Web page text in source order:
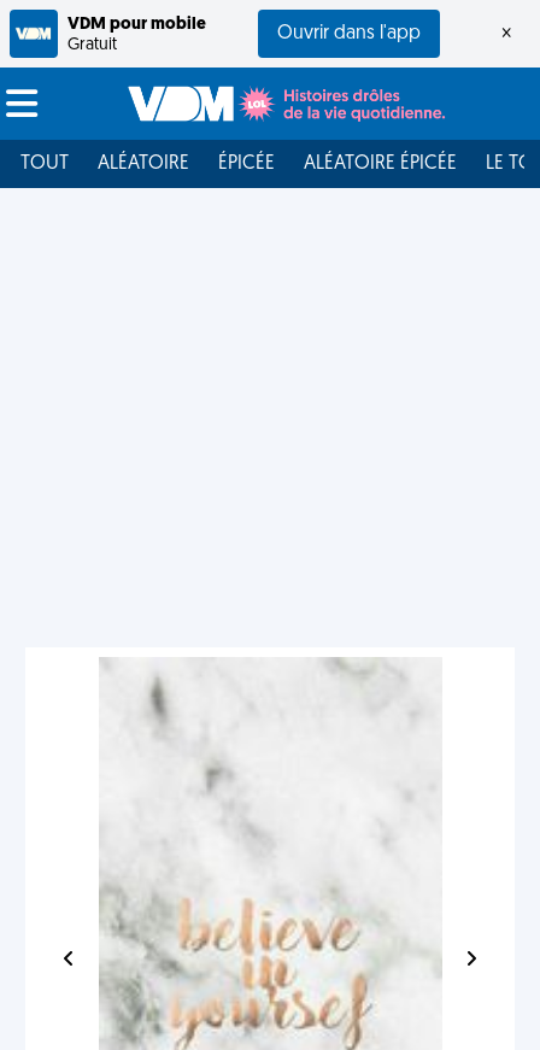
VDM pour mobile
Gratuit
Ouvrir dans l'app ×
TOUT ALÉATOIRE ÉPICÉE ALÉATOIRE ÉPICÉE LE